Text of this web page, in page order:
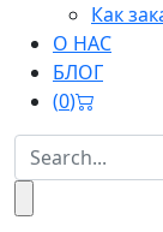
Как
О НАС
БЛОГ
(0)